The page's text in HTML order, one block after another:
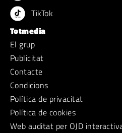
TikTok
Totmedia
El grup
Publicitat
Contacte
Condicions
Política de privacitat
Política de cookies
Web auditat per OJD